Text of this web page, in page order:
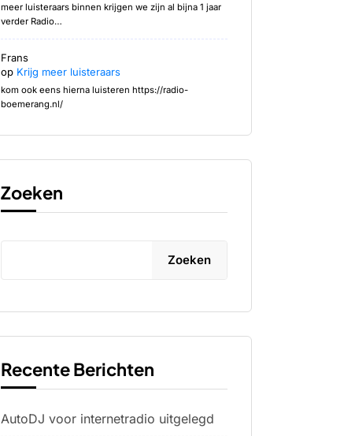
meer luisteraars binnen krijgen we zijn al bijna 1 jaar
verder Radio…
Frans
op Krijg meer luisteraars
kom ook eens hierna luisteren https://radio-
boemerang.nl/
Zoeken
Zoeken
Recente Berichten
AutoDJ voor internetradio uitgelegd